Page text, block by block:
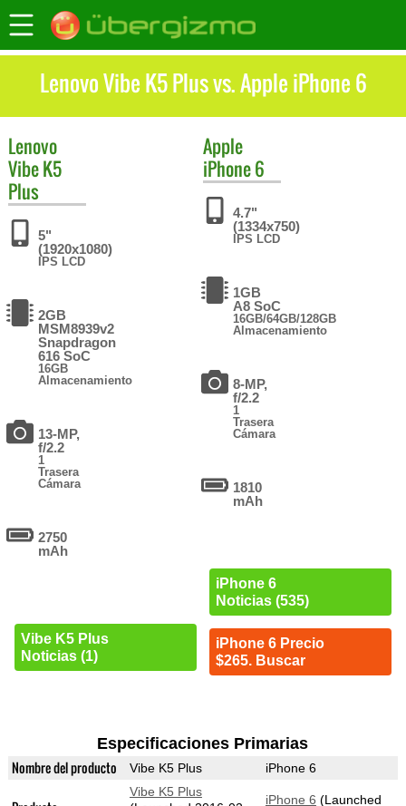
Lenovo Vibe K5 Plus vs. Apple iPhone 6
Lenovo
Vibe K5
Plus
5"
(1920x1080)
IPS LCD
2GB
MSM8939v2
Snapdragon
616 SoC
16GB
Almacenamiento
13-MP,
f/2.2
1
Trasera
Cámara
2750
mAh
Vibe K5 Plus
Noticias (1)
Apple
iPhone 6
4.7"
(1334x750)
IPS LCD
1GB
A8 SoC
16GB/64GB/128GB
Almacenamiento
8-MP,
f/2.2
1
Trasera
Cámara
1810
mAh
iPhone 6
Noticias (535)
iPhone 6 Precio
$265. Buscar
Especificaciones Primarias
Nombre del producto Vibe K5 Plus iPhone 6
Vibe K5 Plus
iPhone 6 (Launched